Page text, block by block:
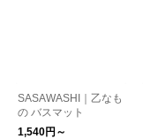
SASAWASHI｜乙なも
の バスマット
1,540円～